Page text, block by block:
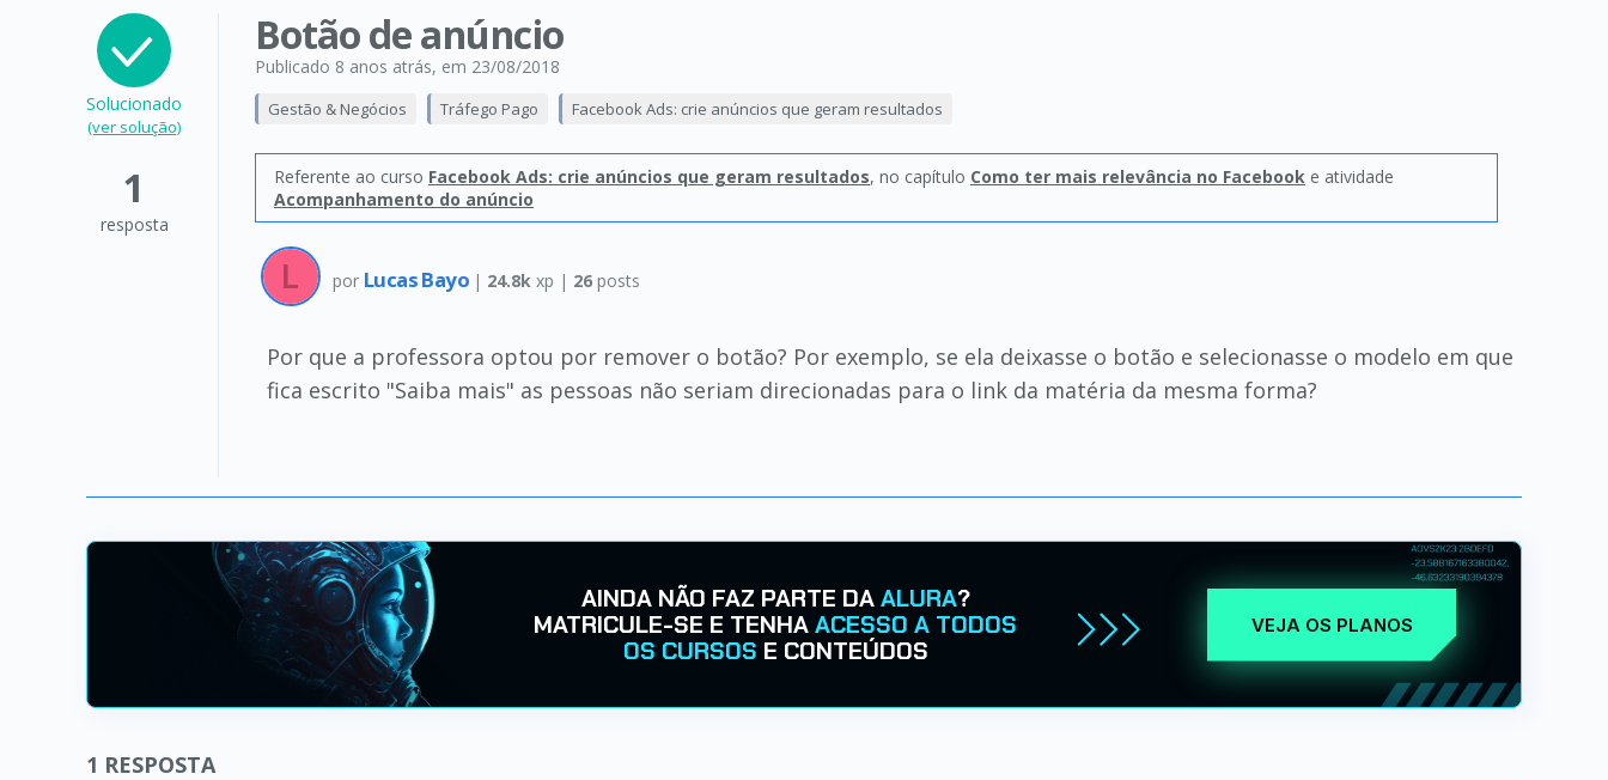
Solucionado
(ver solução)
1
resposta
Botão de anúncio
Publicado 8 anos atrás, em 23/08/2018
Gestão & Negócios Tráfego Pago Facebook Ads: crie anúncios que geram resultados
Referente ao curso Facebook Ads: crie anúncios que geram resultados, no capítulo Como ter mais relevância no Facebook e atividade
Acompanhamento do anúncio
por Lucas Bayo | 24.8k xp | 26 posts
Por que a professora optou por remover o botão? Por exemplo, se ela deixasse o botão e selecionasse o modelo em que
fica escrito "Saiba mais" as pessoas não seriam direcionadas para o link da matéria da mesma forma?
AINDA NÃO FAZ PARTE DAALURA?
MATRICULE-SE E TENHAACESSO A TODOS
OS CURSOS E CONTEÚDOS
VEJA OS PLANOS
1 RESPOSTA